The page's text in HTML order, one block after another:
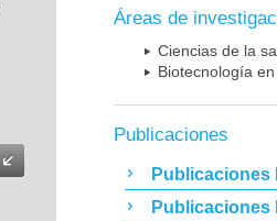
Áreas de
Ciencias de la
Biotecnología
Publicaciones
Publicaciones
Publicaciones